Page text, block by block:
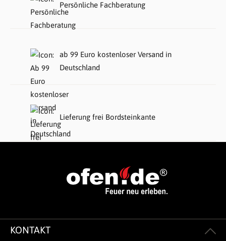
Persönliche Fachberatung
ab 99 Euro kostenloser Versand in
Deutschland
Lieferung frei Bordsteinkante
KONTAKT